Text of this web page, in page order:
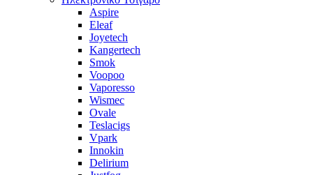
Aspire
Eleaf
Joyetech
Kangertech
Smok
Voopoo
Vaporesso
Wismec
Ovale
Teslacigs
Vpark
Innokin
Delirium